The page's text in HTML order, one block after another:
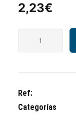
2,23€
Ref:
Categorías